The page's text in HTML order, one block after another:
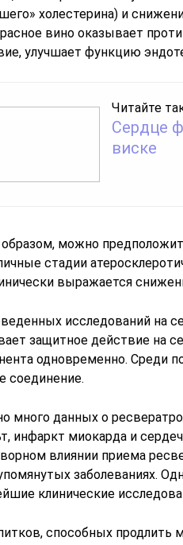
холестерина) и
вино оказывает
улучшает функцию
Читайте
Сердце
виске
можно
стадии
выражается
исследований на
защитное действие на
одновременно. Среди
соединение.
много данных о
инфаркт миокарда и
влиянии приема
заболеваниях.
клинические